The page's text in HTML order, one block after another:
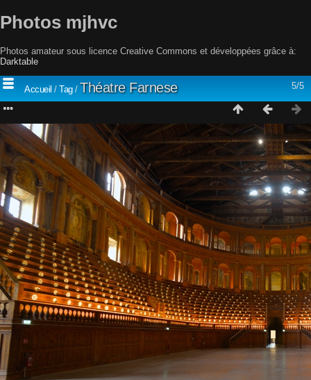
Photos mjhvc
Photos amateur sous licence Creative Commons et développées grâce à:
Darktable
5/5
Accueil / Tag / Théatre Farnese